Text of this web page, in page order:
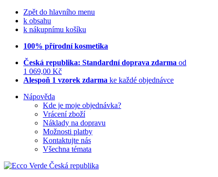
Zpět do hlavního menu
k obsahu
k nákupnímu košíku
100% přírodní kosmetika
Česká republika: Standardní doprava zdarma od
1 069,00 Kč
Alespoň 1 vzorek zdarma ke každé objednávce
Nápověda
Kde je moje objednávka?
Vrácení zboží
Náklady na dopravu
Možnosti platby
Kontaktujte nás
Všechna témata